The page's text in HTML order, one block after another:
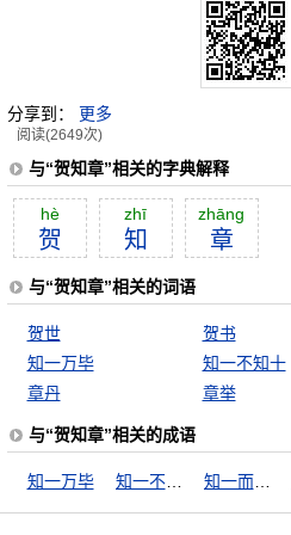
分享到： 更多
阅读(2649次)
与“贺知章”相关的字典解释
hè
贺
zhī
知
zhāng
章
与“贺知章”相关的词语
贺世 贺书
知一万毕
知一不知十
章丹
章举
与“贺知章”相关的成语
知一万毕 知一不知十 知一而不知二